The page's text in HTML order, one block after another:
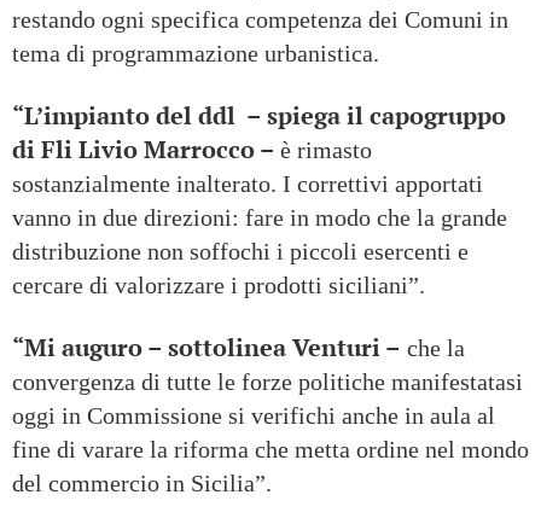
restando ogni specifica competenza dei Comuni in
tema di programmazione urbanistica.
“L’impianto del ddl – spiega il capogruppo
di Fli Livio Marrocco – è rimasto
sostanzialmente inalterato. I correttivi apportati
vanno in due direzioni: fare in modo che la grande
distribuzione non soffochi i piccoli esercenti e
cercare di valorizzare i prodotti siciliani”.
“Mi auguro – sottolinea Venturi – che la
convergenza di tutte le forze politiche manifestatasi
oggi in Commissione si verifichi anche in aula al
fine di varare la riforma che metta ordine nel mondo
del commercio in Sicilia”.